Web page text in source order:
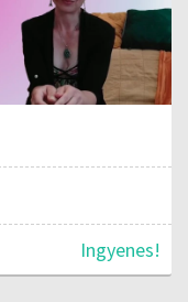
Ingyenes!